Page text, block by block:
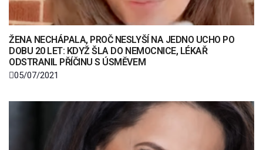
ŽENA NECHÁPALA, PROČ NESLYŠÍ NA JEDNO UCHO PO
DOBU 20 LET: KDYŽ ŠLA DO NEMOCNICE, LÉKAŘ
ODSTRANIL PŘÍČINU S ÚSMĚVEM
05/07/2021